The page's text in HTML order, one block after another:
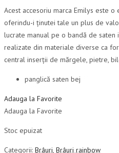
Acest accesoriu marca Emilys este
oferindu-i ținutei tale un plus de
lucrate manual pe o bandă de
realizate din materiale diverse ca
central inserții de mărgele, pietre,
panglică saten bej
Adauga la Favorite
Adauga la Favorite
Stoc epuizat
Categorii: Brâuri, Brâuri rainbow